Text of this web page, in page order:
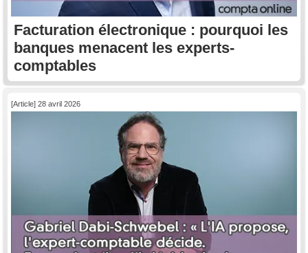
Facturation électronique : pourquoi les
banques menacent les experts-
comptables
[Article] 28 avril 2026